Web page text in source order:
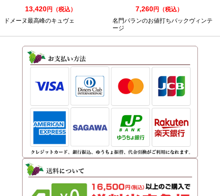
13,420円（税込）
ドメーヌ最高峰のキュヴェ
7,260円（税込）
名門パランのお値打ちバックヴィンテ
ージ